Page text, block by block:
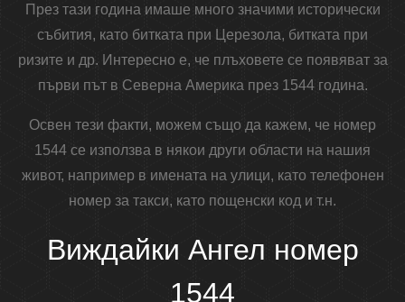
През тази година имаше много значими исторически
събития, като битката при Церезола, битката при
ризите и др. Интересно е, че плъховете се появяват за
първи път в Северна Америка през 1544 година.
Освен тези факти, можем също да кажем, че номер
1544 се използва в някои други области на нашия
живот, например в имената на улици, като телефонен
номер за такси, като пощенски код и т.н.
Виждайки Ангел номер
1544